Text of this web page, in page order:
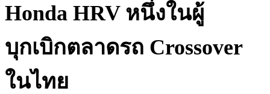
Honda HRV​ หนึ่งในผู้
บุกเบิกตลาดรถ​ Crossover​
ในไทย